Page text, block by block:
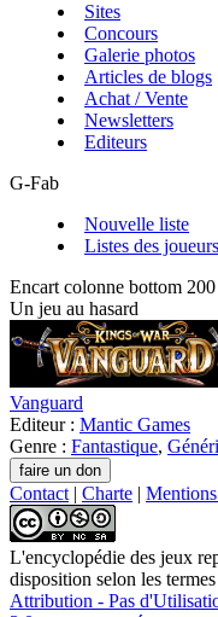
Sites
Concours
Galerie photos
Articles de blogs
Achat / Vente
Newsletters
Editeurs
G-Fab
Nouvelle liste
Listes des joueurs
Encart colonne bottom
Un jeu au hasard
Vanguard
Editeur : Mantic Games
Genre : Fantastique,
Contact | Charte |
L'encyclopédie des jeux
disposition selon les
Attribution - Pas